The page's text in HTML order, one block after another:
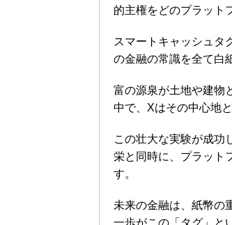
的主権をどのプラット
スマートキャッシュタ
の金融の常識を全て白
富の源泉が土地や建物
中で、Xはその中心地
この壮大な実験が成功
栄と同時に、プラット
す。
未来の金融は、紙幣の